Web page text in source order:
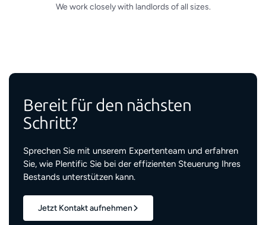
We work closely with landlords of all sizes.
Bereit für den nächsten
Schritt?
Sprechen Sie mit unserem Expertenteam und erfahren
Sie, wie Plentific Sie bei der effizienten Steuerung Ihres
Bestands unterstützen kann.
Jetzt Kontakt aufnehmen